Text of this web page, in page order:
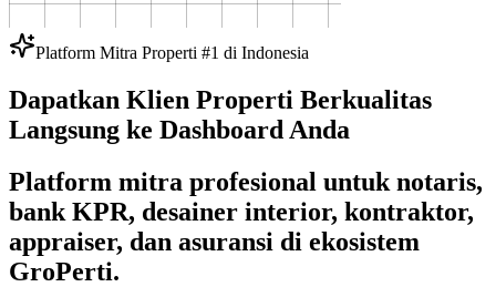
Platform Mitra Properti #1 di Indonesia
Dapatkan Klien Properti Berkualitas
Langsung ke Dashboard Anda
Platform mitra profesional untuk notaris,
bank KPR, desainer interior, kontraktor,
appraiser, dan asuransi di ekosistem
GroPerti.